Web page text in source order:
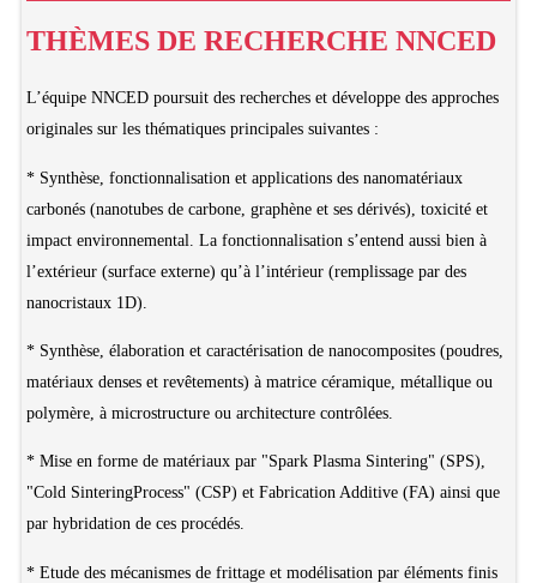
THÈMES DE RECHERCHE NNCED
L’équipe NNCED poursuit des recherches et développe des approches
originales sur les thématiques principales suivantes :
* Synthèse, fonctionnalisation et applications des nanomatériaux
carbonés (nanotubes de carbone, graphène et ses dérivés), toxicité et
impact environnemental. La fonctionnalisation s’entend aussi bien à
l’extérieur (surface externe) qu’à l’intérieur (remplissage par des
nanocristaux 1D).
* Synthèse, élaboration et caractérisation de nanocomposites (poudres,
matériaux denses et revêtements) à matrice céramique, métallique ou
polymère, à microstructure ou architecture contrôlées.
* Mise en forme de matériaux par "Spark Plasma Sintering" (SPS),
"Cold SinteringProcess" (CSP) et Fabrication Additive (FA) ainsi que
par hybridation de ces procédés.
* Etude des mécanismes de frittage et modélisation par éléments finis